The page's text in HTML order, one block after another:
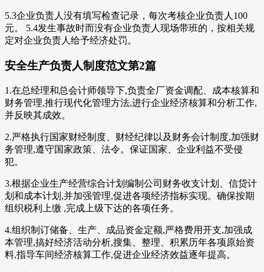
5.3企业负责人没有填写检查记录，每次考核企业负责人100
元。 5.4发生事故时而没有企业负责人现场带班的，按相关规
定对企业负责人给予经济处罚。
安全生产负责人制度范文第2篇
1.在总经理和总会计师领导下,负责全厂资金调配、成本核算和
财务管理,推行现代化管理方法,进行企业经济核算和分析工作,
并反映其成效。
2.严格执行国家财经制度、财经纪律以及财务会计制度,加强财
务管理,遵守国家政策、法令。保证国家、企业利益不受侵
犯。
3.根据企业生产经营综合计划编制公司财务收支计划、信贷计
划和成本计划,并加强管理,促进各项经济指标实现。确保按期
组织税利上缴 ,完成上级下达的各项任务。
4.组织制订储备、生产、成品资金定额,严格费用开支,加强成
本管理,搞好经济活动分析,搜集、整理、积累历年各项原始资
料,指导车间经济核算工作,促进企业经济效益逐年提高。